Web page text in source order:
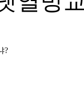
?